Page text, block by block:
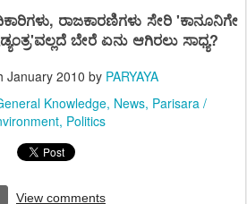
ರಾಜಕಾರಣಿಗಳು ಸೇರಿ 'ಕಾನೂನಿಗೇ
ಬೇರೆ ಏನು ಆಗಿರಲು ಸಾಧ್ಯ?
January 2010 by PARYAYA
Knowledge News Parisara /
Politics
View comments